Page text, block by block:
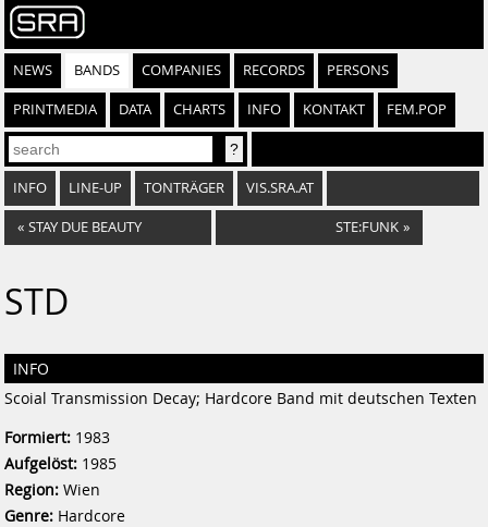
NEWS BANDS COMPANIES RECORDS PERSONS
PRINTMEDIA DATA CHARTS INFO KONTAKT FEM.POP
INFO LINE-UP TONTRÄGER VIS.SRA.AT
« STAY DUE BEAUTY STE:FUNK »
STD
INFO
Scoial Transmission Decay; Hardcore Band mit deutschen Texten
Formiert: 1983
Aufgelöst: 1985
Region: Wien
Genre: Hardcore